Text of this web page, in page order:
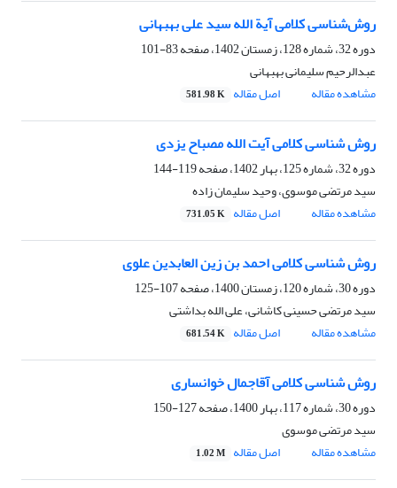
روش‌شناسی کلامی آیة الله سید علی بهبهانی
دوره 32، شماره 128، زمستان 1402، صفحه
83-101
عبدالرحیم سلیمانی بهبهانی
مشاهده مقاله
اصل مقاله 581.98 K
روش شناسی کلامی آیت الله مصباح یزدی
دوره 32، شماره 125، بهار 1402، صفحه
119-144
سید مرتضی موسوی، وحید سلیمان زاده
مشاهده مقاله
اصل مقاله 731.05 K
روش شناسی کلامی احمد بن زین العابدین علوی
دوره 30، شماره 120، زمستان 1400، صفحه
107-125
سید مرتضی حسینی کاشانی، علی الله بداشتی
مشاهده مقاله
اصل مقاله 681.54 K
روش شناسی کلامی آقاجمال خوانساری
دوره 30، شماره 117، بهار 1400، صفحه
127-150
سید مرتضی موسوی
مشاهده مقاله
اصل مقاله 1.02 M